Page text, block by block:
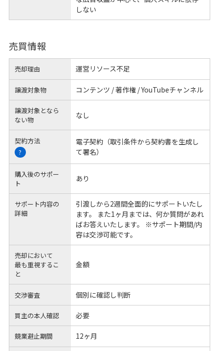
しない
売買情報
売却理由 運営リソース不足
譲渡対象物 コンテンツ / 著作権 / YouTubeチャンネル
譲渡対象となら
ない物
なし
契約方法
?
電子契約（取引条件から契約書を生成し
て署名）
購入後のサポー
ト
あり
サポート内容の
詳細
引渡しから2週間全面的にサポートいたし
ます。 また1ヶ月までは、何か質問があれ
ばお答えいたします。 ※サポート期間/内
容は交渉可能です。
売却において
最も重視するこ
と
金額
交渉審査 個別に確認し判断
買主の本人確認 必要
競業避止期間 12ヶ月